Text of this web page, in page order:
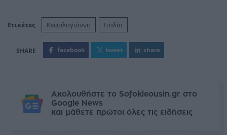
Ετικέτες Κεφαλογιάννη Ιταλία
facebook tweet share
Ακολουθήστε το Sofokleousin.gr στο
Google News
και μάθετε πρώτοι όλες τις ειδήσεις